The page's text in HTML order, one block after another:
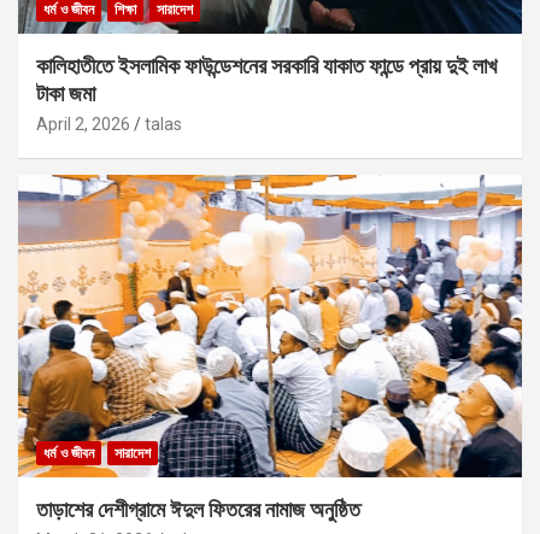
ধর্ম ও জীবন শিক্ষা সারাদেশ
কালিহাতীতে ইসলামিক ফাউন্ডেশনের সরকারি যাকাত ফান্ডে প্রায় দুই লাখ
টাকা জমা
April 2, 2026 talas
ধর্ম ও জীবন সারাদেশ
তাড়াশের দেশীগ্রামে ঈদুল ফিতরের নামাজ অনুষ্ঠিত